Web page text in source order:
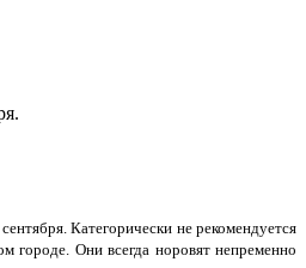
Категорически не рекомендуется
городе. Они всегда норовят непременно